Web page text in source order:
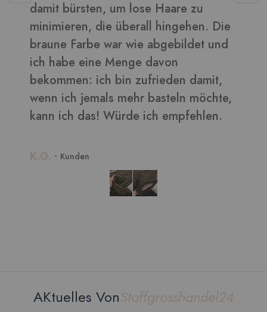
Die
und
AKtuelles VonStoffgrosshandel24